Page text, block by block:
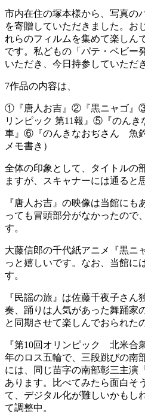
市内在住の塚本様から、写真の
を寄贈していただきました。お
れらのフィルムを集めて楽しん
です。私どもの「パテ・ベビー
いただき、今日持参していただ
7作品の内容は、
①『唐人お吉』②『黒ニャゴ』
リンピック 第11報』⑤『のんき
車』⑥『のんきなおぢさん 魚
メモ書き）
全体の印象として、タイトルの
ますが、スキャナーには通ると
『唐人お吉』の映像は当館に
っても冒頭部分がなかったので
す。
大藤信郎の千代紙アニメ『黒ニ
っと嬉しいです。なお、当館に
す。
『民謡の旅』は佐藤千夜子さ
奏、踊りは人気があった舞踊家
と同期させて楽しんでおられた
『第10回オリンピック 北米合
年のロス五輪で、三段跳びの南
には、同じ苗字の南部彰三主演
あります。比べてみたら面白そ
て、デジタル化が難しいかもし
て調整中。